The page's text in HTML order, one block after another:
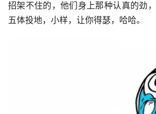
招架不住的，他们身上那种认真的劲
五体投地，小样，让你得瑟，哈哈。